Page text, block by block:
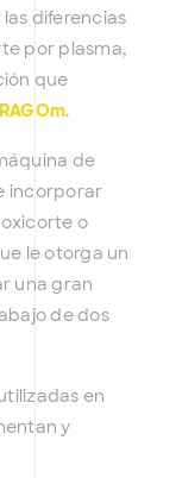
diferencias
por plasma,
que
.
de
incorporar
o
le otorga un
una gran
de dos
en
y